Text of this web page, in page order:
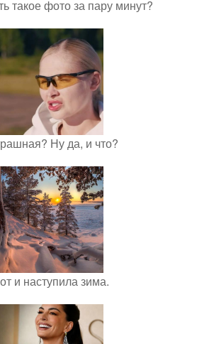
такое фото за пару минут?
Ну да, и что?
и наступила зима.